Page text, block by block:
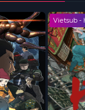
Vietsub -